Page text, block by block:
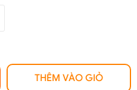
THÊM VÀO GIỎ